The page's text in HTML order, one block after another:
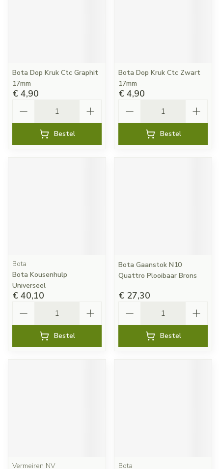
Bota Dop Kruk Ctc Graphit
17mm
€ 4,90
Bestel
Bota Dop Kruk Ctc Zwart
17mm
€ 4,90
Bestel
Bota
Bota Kousenhulp
Universeel
€ 40,10
Bestel
Bota Gaanstok N10
Quattro Plooibaar Brons
€ 27,30
Bestel
Vermeiren NV Bota